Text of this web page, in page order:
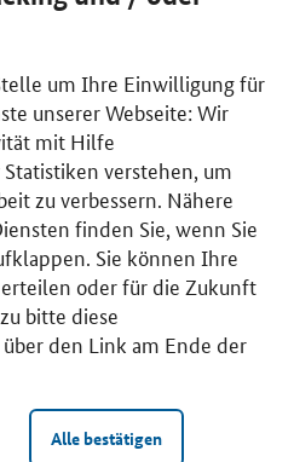
um Ihre Einwilligung für
unserer Webseite: Wir
mit Hilfe
verstehen, um
zu verbessern. Nähere
finden Sie, wenn Sie
Sie können Ihre
oder für die Zukunft
bitte diese
den Link am Ende der
Alle bestätigen